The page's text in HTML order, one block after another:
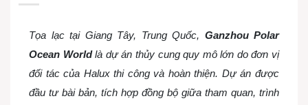
Tọa lạc tại Giang Tây, Trung Quốc, Ganzhou Polar
Ocean Worldlà dự án thủy cung quy mô lớn do đơn vị
đối tác của Halux thi công và hoàn thiện. Dự án được
đầu tư bài bản, tích hợp đồng bộ giữa tham quan, trình